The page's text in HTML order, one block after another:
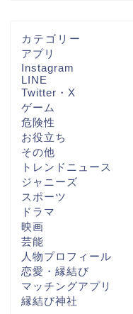
カテゴリー
アプリ
Instagram
LINE
Twitter・X
ゲーム
危険性
お役立ち
その他
トレンドニュース
ジャニーズ
スポーツ
ドラマ
映画
芸能
人物プロフィール
恋愛・縁結び
マッチングアプリ
縁結び神社